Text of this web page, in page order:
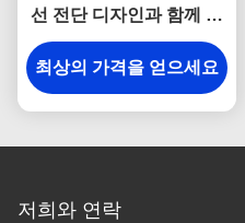
선 전단 디자인과 함께 손
으로 만든 붓 304 스테인
리스 스틸 농장 싱크
최상의 가격을 얻으세요
저희와 연락